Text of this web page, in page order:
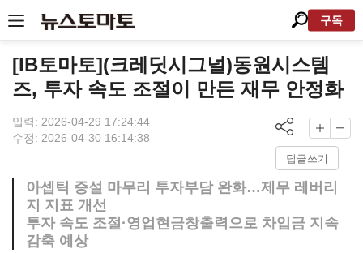
구독
[IB토마토](크레딧시그널)동원시스템
즈, 투자 속도 조절이 만든 재무 안정화
입력: 2026-04-29 17:24:44
수정: 2026-04-30 16:14:38
답글쓰기
아셉틱 증설 마무리 투자부담 완화…제무 레버리
지 지표 개선
투자 속도 조절·영업현금창출력으로 차입금 지속
감축 예상